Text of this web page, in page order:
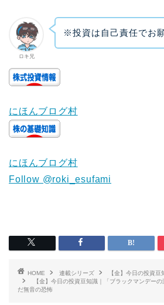
ロキ兄
※投資は自己責任でお
にほんブログ村
にほんブログ村
Follow @roki_esufami
HOME 連載シリーズ
【金】今日の投資豆
【金】今日の投資豆知識｜「ブラックマンデー
だ無音の恐怖